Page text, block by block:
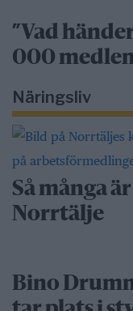
”Vad
000
Näringsliv
Så många
Norrtälje
Bino